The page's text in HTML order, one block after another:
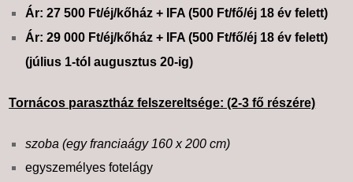
Ár: 27 500 Ft/éj/kőház + IFA (500 Ft/fő/éj 18 év felett)
Ár: 29 000 Ft/éj/kőház + IFA (500 Ft/fő/éj 18 év felett)
(július 1-tól augusztus 20-ig)
Tornácos parasztház felszereltsége: (2-3 fő részére)
szoba (egy franciaágy 160 x 200 cm)
egyszemélyes fotelágy